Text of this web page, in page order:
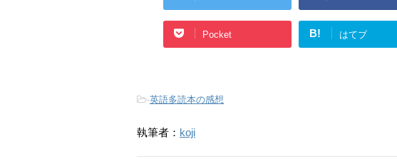
Pocket B! はてブ
-英語多読本の感想
執筆者： koji